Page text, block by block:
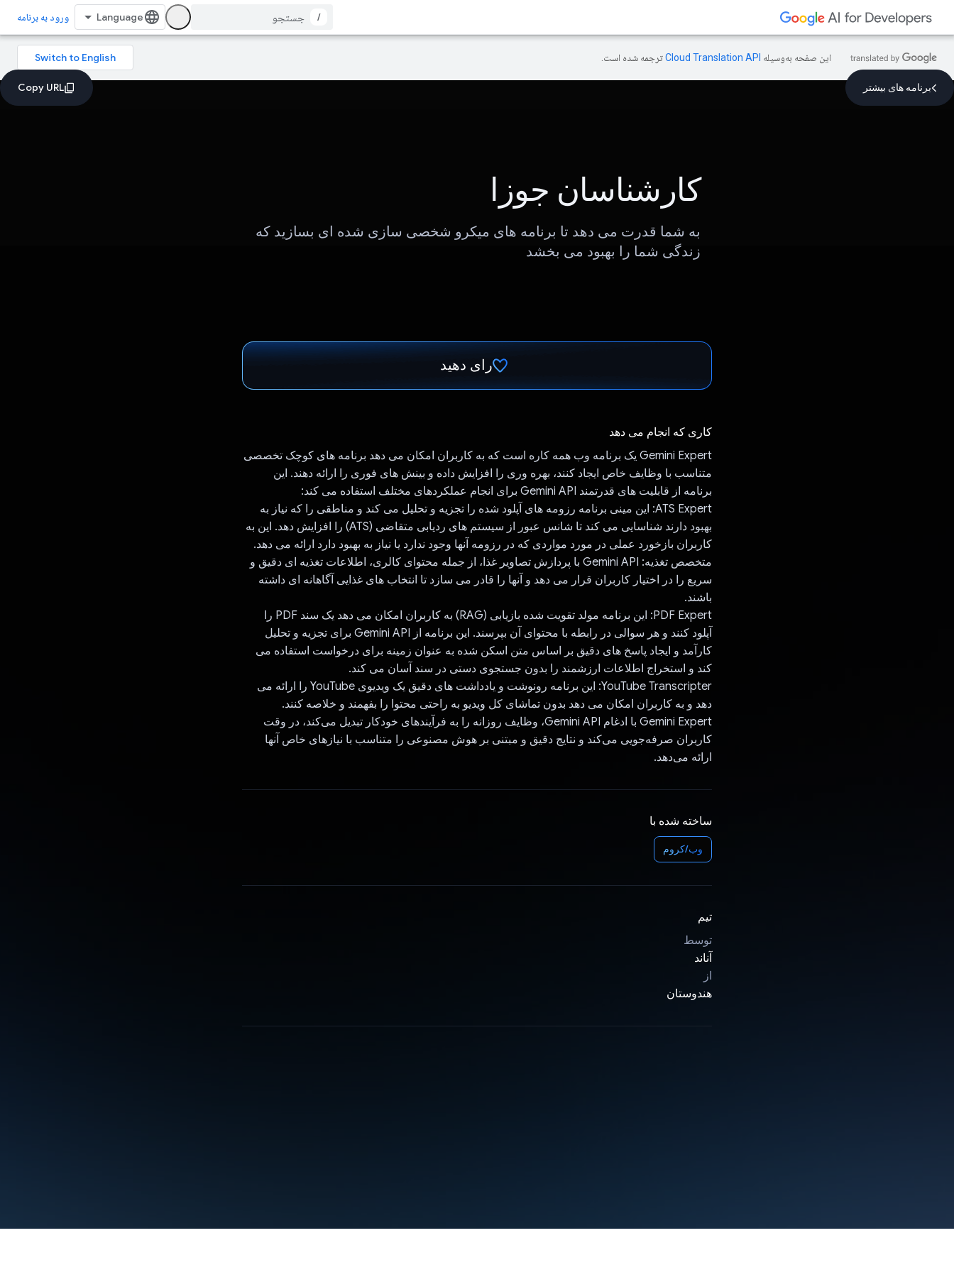
/ ورود به برنامه
این صفحه به‌وسیله ترجمه شده است.
برنامه های بیشتر
کارشناسان جوزا
به شما قدرت می دهد تا برنامه های میکرو شخصی سازی شده ای بسازید که
زندگی شما را بهبود می بخشد
رای دهید
کاری که انجام می دهد
Gemini Expert یک برنامه وب همه کاره است که به کاربران امکان می دهد برنامه های کوچک تخصصی
متناسب با وظایف خاص ایجاد کنند، بهره وری را افزایش داده و بینش های فوری را ارائه دهند. این
برنامه از قابلیت های قدرتمند Gemini API برای انجام عملکردهای مختلف استفاده می کند:
ATS Expert: این مینی برنامه رزومه های آپلود شده را تجزیه و تحلیل می کند و مناطقی را که نیاز به
بهبود دارند شناسایی می کند تا شانس عبور از سیستم های ردیابی متقاضی (ATS) را افزایش دهد. این به
کاربران بازخورد عملی در مورد مواردی که در رزومه آنها وجود ندارد یا نیاز به بهبود دارد ارائه می دهد.
متخصص تغذیه: Gemini API با پردازش تصاویر غذا، از جمله محتوای کالری، اطلاعات تغذیه ای دقیق و
سریع را در اختیار کاربران قرار می دهد و آنها را قادر می سازد تا انتخاب های غذایی آگاهانه ای داشته
باشند.
PDF Expert: این برنامه مولد تقویت شده بازیابی (RAG) به کاربران امکان می دهد یک سند PDF را
آپلود کنند و هر سوالی در رابطه با محتوای آن بپرسند. این برنامه از Gemini API برای تجزیه و تحلیل
کارآمد و ایجاد پاسخ های دقیق بر اساس متن اسکن شده به عنوان زمینه برای درخواست استفاده می
کند و استخراج اطلاعات ارزشمند را بدون جستجوی دستی در سند آسان می کند.
YouTube Transcripter: این برنامه رونوشت و یادداشت های دقیق یک ویدیوی YouTube را ارائه می
دهد و به کاربران امکان می دهد بدون تماشای کل ویدیو به راحتی محتوا را بفهمند و خلاصه کنند.
Gemini Expert با ادغام Gemini API، وظایف روزانه را به فرآیندهای خودکار تبدیل می‌کند، در وقت
کاربران صرفه‌جویی می‌کند و نتایج دقیق و مبتنی بر هوش مصنوعی را متناسب با نیازهای خاص آنها
ارائه می‌دهد.
ساخته شده با
وب/کروم
تیم
توسط
آناند
از
هندوستان